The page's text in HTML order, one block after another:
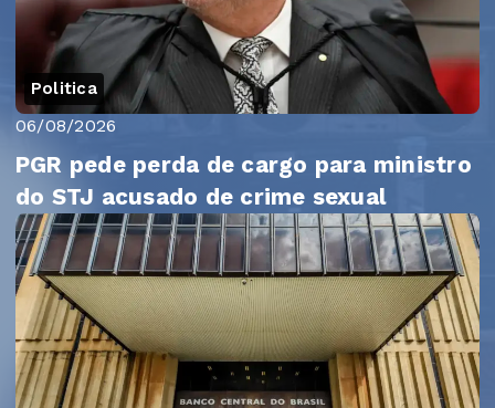
Politica
06/08/2026
PGR pede perda de cargo para ministro
do STJ acusado de crime sexual